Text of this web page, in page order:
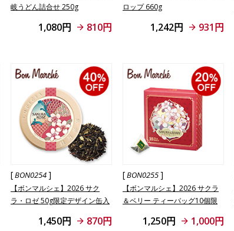
岐うどん詰合せ 250g
1,080円 810円
ロップ 660g
1,242円 931円
[BON0254]
【ボンマルシェ】2026 サク
ラ・ロゼ 50g限定デザイン缶入
1,450円 870円
[BON0255]
【ボンマルシェ】2026 サクラ
＆ベリー ティーバッグ10個限
1,250円 1,000円